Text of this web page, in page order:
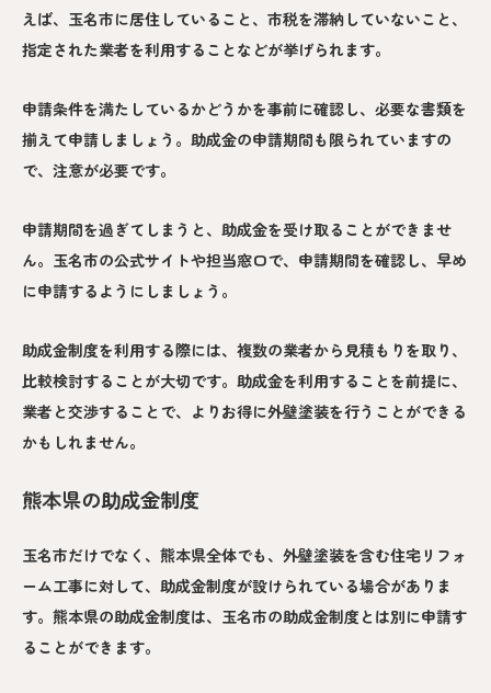
えば、玉名市に居住していること、市税を滞納していないこと、
指定された業者を利用することなどが挙げられます。
申請条件を満たしているかどうかを事前に確認し、必要な書類を
揃えて申請しましょう。助成金の申請期間も限られていますの
で、注意が必要です。
申請期間を過ぎてしまうと、助成金を受け取ることができませ
ん。玉名市の公式サイトや担当窓口で、申請期間を確認し、早め
に申請するようにしましょう。
助成金制度を利用する際には、複数の業者から見積もりを取り、
比較検討することが大切です。助成金を利用することを前提に、
業者と交渉することで、よりお得に外壁塗装を行うことができる
かもしれません。
熊本県の助成金制度
玉名市だけでなく、熊本県全体でも、外壁塗装を含む住宅リフォ
ーム工事に対して、助成金制度が設けられている場合がありま
す。熊本県の助成金制度は、玉名市の助成金制度とは別に申請す
ることができます。